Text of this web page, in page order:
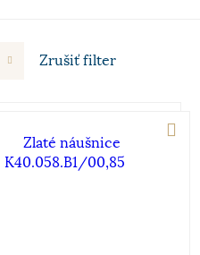
Zrušiť filter